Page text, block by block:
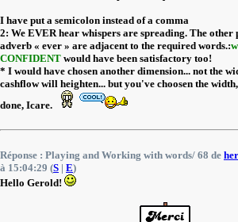
I have put a semicolon instead of a comma
2: We EVER hear whispers are spreading. The other
adverb « ever » are adjacent to the required words.:
CONFIDENT would have been satisfactory too!
* I would have chosen another dimension... not the
cashflow will heighten... but you've choosen the
done, Icare.
Réponse : Playing and Working with words/ 68 de
à 15:04:29 (S | E)
Hello Gerold!